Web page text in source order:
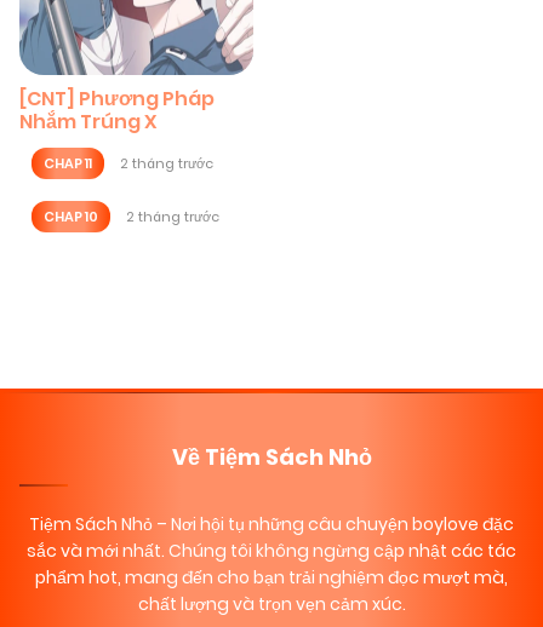
[CNT] Phương Pháp
Nhắm Trúng X
CHAP 11 2 tháng trước
CHAP 10 2 tháng trước
Về Tiệm Sách Nhỏ
Tiệm Sách Nhỏ – Nơi hội tụ những câu chuyện boylove đặc
sắc và mới nhất. Chúng tôi không ngừng cập nhật các tác
phẩm hot, mang đến cho bạn trải nghiệm đọc mượt mà,
chất lượng và trọn vẹn cảm xúc.